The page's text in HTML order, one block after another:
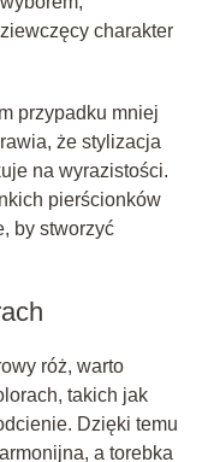
charakter
przypadku mniej
że stylizacja
na wyrazistości.
pierścionków
by stworzyć
róż, warto
takich jak
Dzięki temu
a torebka